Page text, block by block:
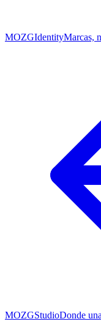
MOZGIdentityMarcas,
MOZGStudioDonde